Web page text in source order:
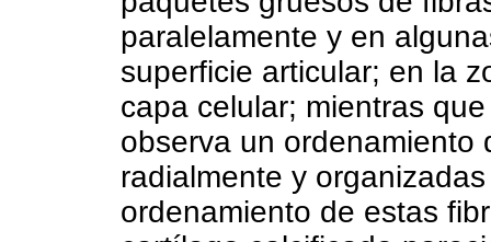
paralelamente y en
superficie articular; en la
capa celular; mientras
observa un ordenamiento
radialmente y
ordenamiento de estas